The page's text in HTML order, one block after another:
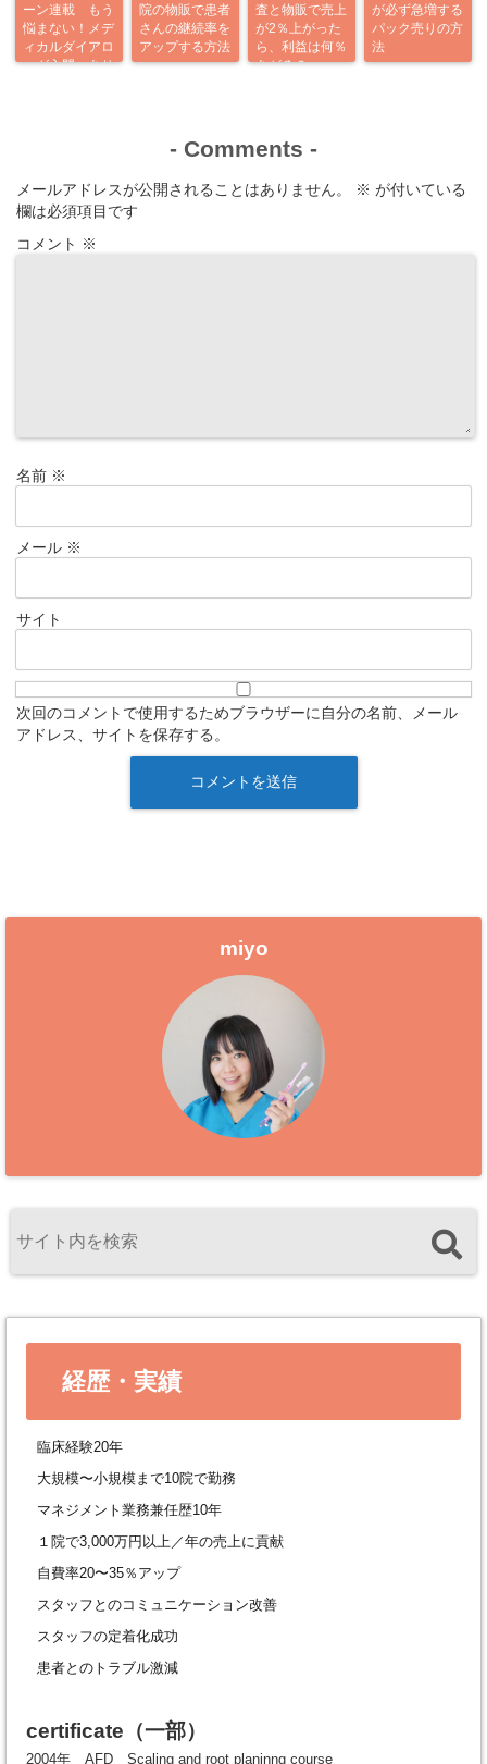
ーン連載 もう
悩まない！メデ
ィカルダイアロ
ーグ入門 あり
院の物販で患者
さんの継続率を
アップする方法
査と物販で売上
が2％上がった
ら、利益は何％
あがる？
が必ず急増する
パック売りの方
法
- Comments -
メールアドレスが公開されることはありません。 ※ が付いている
欄は必須項目です
コメント ※
名前 ※
メール ※
サイト
次回のコメントで使用するためブラウザーに自分の名前、メール
アドレス、サイトを保存する。
miyo
経歴・実績
臨床経験20年
大規模〜小規模まで10院で勤務
マネジメント業務兼任歴10年
１院で3,000万円以上／年の売上に貢献
自費率20〜35％アップ
スタッフとのコミュニケーション改善
スタッフの定着化成功
患者とのトラブル激減
certificate （一部）
2004年 AFD Scaling and root planinng course